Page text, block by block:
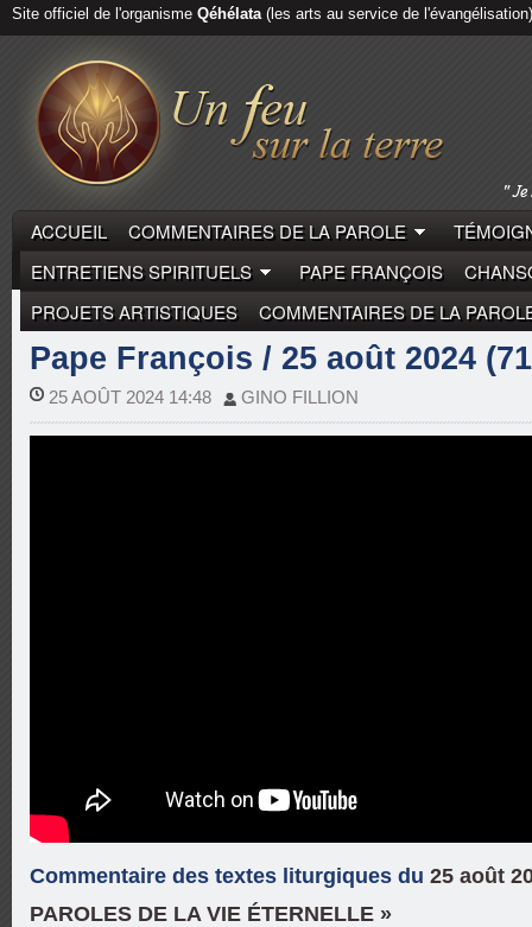
Site officiel de l'organisme Qéhélata(les arts au service de l'évangélisation)
ACCUEIL COMMENTAIRES DE LA PAROLE
ENTRETIENS SPIRITUELS
PAPE FRANÇOIS
PROJETS ARTISTIQUES
COMMENTAIRES DE LA
COMMENTAIRES DE LA PAROLE PAPE FRANÇOIS
Pape François / 25 août 2024
25 AOÛT 2024 14:48 GINO FILLION
Commentaire des textes liturgiques du 25 août
PAROLES DE LA VIE ÉTERNELLE »